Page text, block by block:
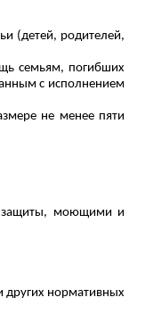
(детей, родителей,
семьям, погибших
с исполнением
не менее пяти
защиты, моющими и
других нормативных